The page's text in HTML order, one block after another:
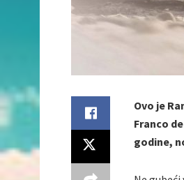
Ovo je
Franco
godine,